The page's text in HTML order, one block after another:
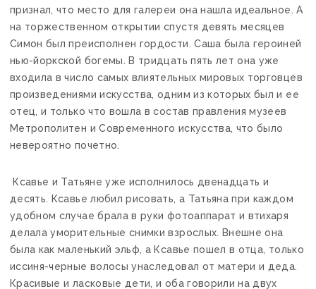
признал, что место для галереи она нашла идеальное. А
на торжественном открытии спустя девять месяцев
Симон был преисполнен гордости. Саша была героиней
нью-йоркской богемы. В тридцать пять лет она уже
входила в число самых влиятельных мировых торговцев
произведениями искусства, одним из которых был и ее
отец, и только что вошла в состав правления музеев
Метрополитен и Современного искусства, что было
невероятно почетно.
Ксавье и Татьяне уже исполнилось двенадцать и
десять. Ксавье любил рисовать, а Татьяна при каждом
удобном случае брала в руки фотоаппарат и втихаря
делала уморительные снимки взрослых. Внешне она
была как маленький эльф, а Ксавье пошел в отца, только
иссиня-черные волосы унаследовал от матери и деда.
Красивые и ласковые дети, и оба говорили на двух